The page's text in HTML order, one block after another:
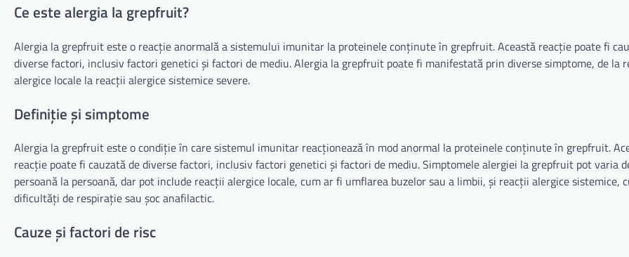
Ce este alergia la grepfruit?
Alergia la grepfruit este o reacție anormală a sistemului imunitar la proteinele conținute în grepfruit. Această reacție poate fi
diverse factori, inclusiv factori genetici și factori de mediu. Alergia la grepfruit poate fi manifestată prin diverse simptome, de la
alergice locale la reacții alergice sistemice severe.
Definiție și simptome
Alergia la grepfruit este o condiție în care sistemul imunitar reacționează în mod anormal la proteinele conținute în grepfruit.
reacție poate fi cauzată de diverse factori, inclusiv factori genetici și factori de mediu. Simptomele alergiei la grepfruit pot varia
persoană la persoană, dar pot include reacții alergice locale, cum ar fi umflarea buzelor sau a limbii, și reacții alergice sistemice,
dificultăți de respirație sau șoc anafilactic.
Cauze și factori de risc